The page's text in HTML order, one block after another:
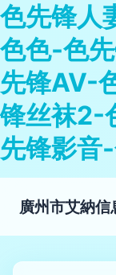
色先锋人
色色-色
先锋AV-
锋丝袜2-
先锋影音
廣州市艾納信